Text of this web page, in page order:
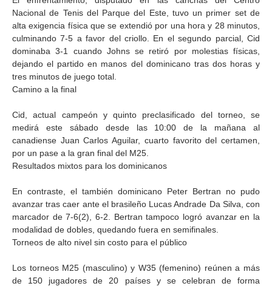
Nacional de Tenis del Parque del Este, tuvo un primer set de
alta exigencia física que se extendió por una hora y 28 minutos,
culminando 7-5 a favor del criollo. En el segundo parcial, Cid
dominaba 3-1 cuando Johns se retiró por molestias físicas,
dejando el partido en manos del dominicano tras dos horas y
tres minutos de juego total.
Camino a la final
Cid, actual campeón y quinto preclasificado del torneo, se
medirá este sábado desde las 10:00 de la mañana al
canadiense Juan Carlos Aguilar, cuarto favorito del certamen,
por un pase a la gran final del M25.
Resultados mixtos para los dominicanos
En contraste, el también dominicano Peter Bertran no pudo
avanzar tras caer ante el brasileño Lucas Andrade Da Silva, con
marcador de 7-6(2), 6-2. Bertran tampoco logró avanzar en la
modalidad de dobles, quedando fuera en semifinales.
Torneos de alto nivel sin costo para el público
Los torneos M25 (masculino) y W35 (femenino) reúnen a más
de 150 jugadores de 20 países y se celebran de forma